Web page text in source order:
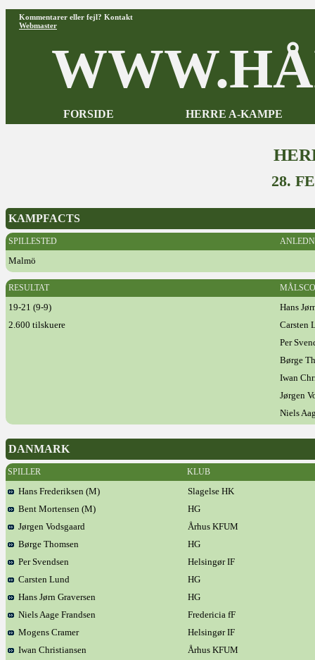
Kommentarer eller fejl? Kontakt
Webmaster
FORSIDE HERRE A-KAMPE
28.
KAMPFACTS
SPILLESTED
Malmö
RESULTAT
19-21 (9-9)
Hans
2.600 tilskuere
Carsten
Per
Børge
Iwan
Jørgen
Niels
DANMARK
SPILLER KLUB
Hans Frederiksen (M)
Slagelse HK
Bent Mortensen (M)
HG
Jørgen Vodsgaard
Århus KFUM
Børge Thomsen
HG
Per Svendsen
Helsingør IF
Carsten Lund
HG
Hans Jørn Graversen
HG
Niels Aage Frandsen
Fredericia fF
Mogens Cramer
Helsingør IF
Iwan Christiansen
Århus KFUM